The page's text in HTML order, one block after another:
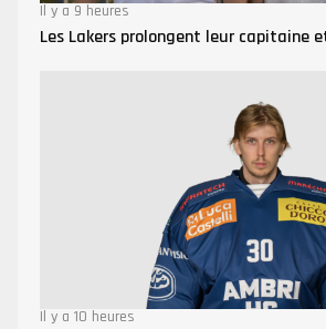
Il y a 9 heures
Les Lakers prolongent leur capitaine
Il y a 10 heures